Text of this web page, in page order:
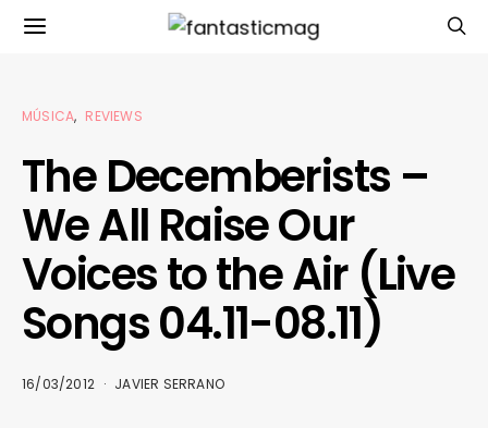
MÚSICA REVIEWS
The Decemberists –
We All Raise Our
Voices to the Air (Live
Songs 04.11-08.11)
16/03/2012 JAVIER SERRANO